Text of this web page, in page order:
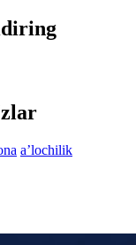
aʼlochilik